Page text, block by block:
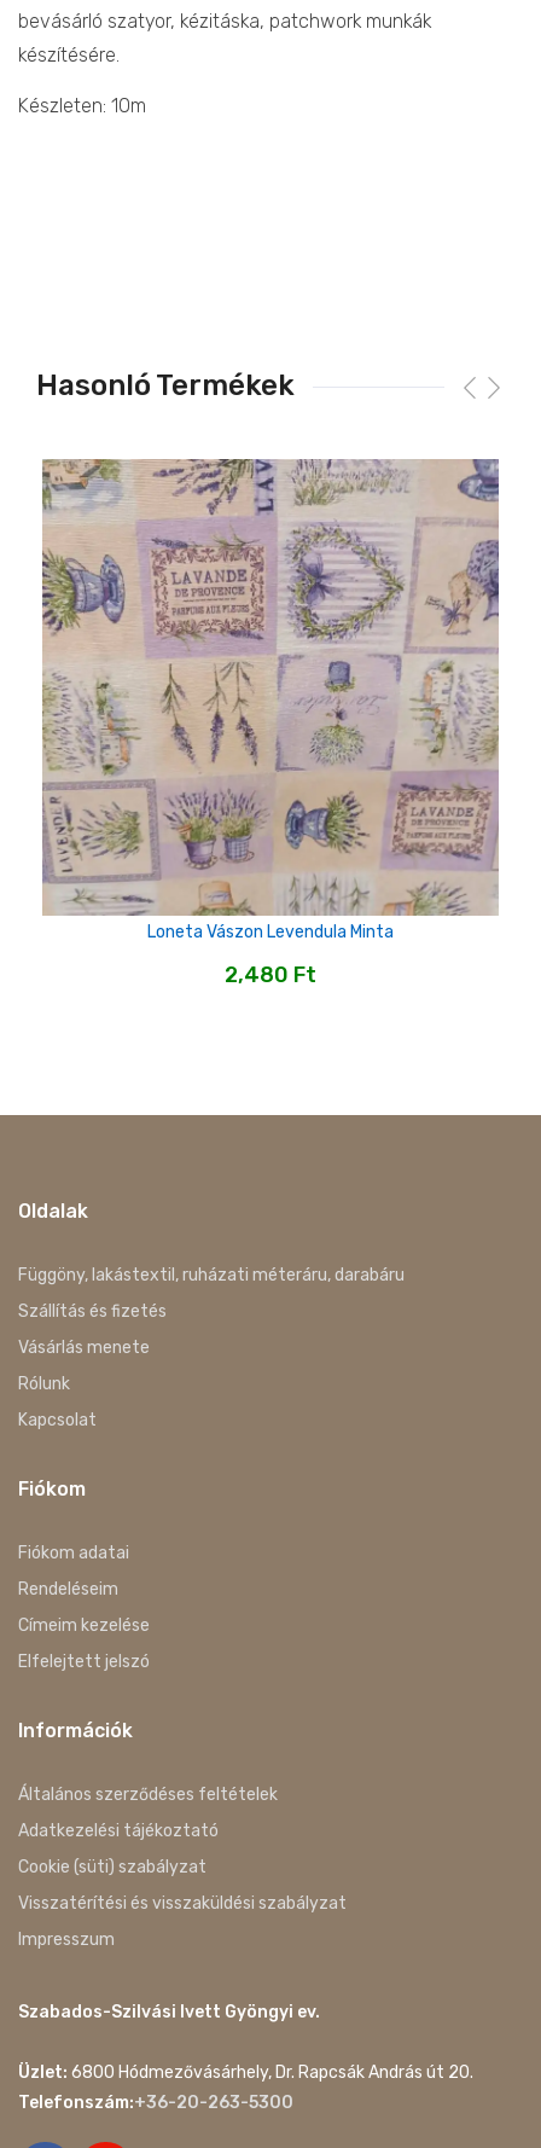
bevásárló szatyor, kézitáska, patchwork munkák
készítésére.
Készleten: 10m
Hasonló Termékek
Loneta Vászon Levendula Minta
2,480 Ft
Oldalak
Függöny, lakástextil, ruházati méteráru, darabáru
Szállítás és fizetés
Vásárlás menete
Rólunk
Kapcsolat
Fiókom
Fiókom adatai
Rendeléseim
Címeim kezelése
Elfelejtett jelszó
Információk
Általános szerződéses feltételek
Adatkezelési tájékoztató
Cookie (süti) szabályzat
Visszatérítési és visszaküldési szabályzat
Impresszum
Szabados-Szilvási Ivett Gyöngyi ev.
Üzlet: 6800 Hódmezővásárhely, Dr. Rapcsák András út 20.
Telefonszám:+36-20-263-5300